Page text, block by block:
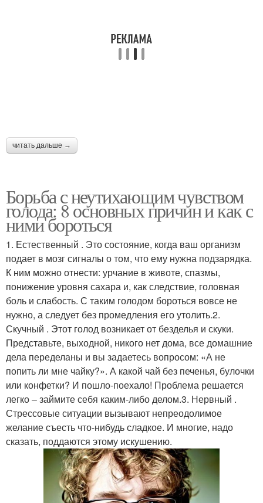
читать дальше →
Борьба с неутихающим чувством
голода: 8 основных причин и как с
ними бороться
1. Естественный . Это состояние, когда ваш организм
подает в мозг сигналы о том, что ему нужна подзарядка.
К ним можно отнести: урчание в животе, спазмы,
понижение уровня сахара и, как следствие, головная
боль и слабость. С таким голодом бороться вовсе не
нужно, а следует без промедления его утолить.2.
Скучный . Этот голод возникает от безделья и скуки.
Представьте, выходной, никого нет дома, все домашние
дела переделаны и вы задаетесь вопросом: «А не
попить ли мне чайку?». А какой чай без печенья, булочки
или конфетки? И пошло-поехало! Проблема решается
легко – займите себя каким-либо делом.3. Нервный .
Стрессовые ситуации вызывают непреодолимое
желание съесть что-нибудь сладкое. И многие, надо
сказать, поддаются этому искушению.